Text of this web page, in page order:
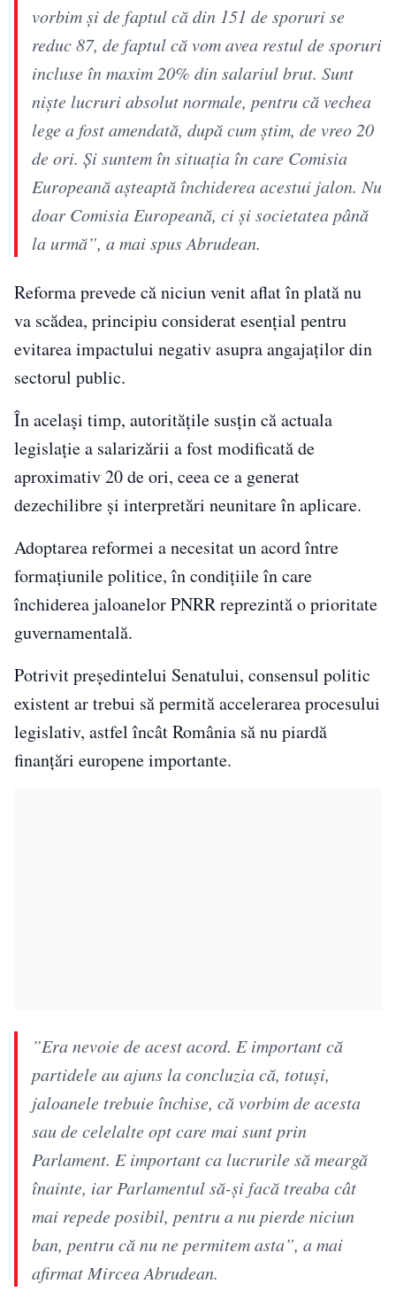
vorbim şi de faptul că din 151 de sporuri se
reduc 87, de faptul că vom avea restul de sporuri
incluse în maxim 20% din salariul brut. Sunt
nişte lucruri absolut normale, pentru că vechea
lege a fost amendată, după cum ştim, de vreo 20
de ori. Şi suntem în situaţia în care Comisia
Europeană aşteaptă închiderea acestui jalon. Nu
doar Comisia Europeană, ci şi societatea până
la urmă”, a mai spus Abrudean.
Reforma prevede că niciun venit aflat în plată nu
va scădea, principiu considerat esențial pentru
evitarea impactului negativ asupra angajaților din
sectorul public.
În același timp, autoritățile susțin că actuala
legislație a salarizării a fost modificată de
aproximativ 20 de ori, ceea ce a generat
dezechilibre și interpretări neunitare în aplicare.
Adoptarea reformei a necesitat un acord între
formațiunile politice, în condițiile în care
închiderea jaloanelor PNRR reprezintă o prioritate
guvernamentală.
Potrivit președintelui Senatului, consensul politic
existent ar trebui să permită accelerarea procesului
legislativ, astfel încât România să nu piardă
finanțări europene importante.
”Era nevoie de acest acord. E important că
partidele au ajuns la concluzia că, totuşi,
jaloanele trebuie închise, că vorbim de acesta
sau de celelalte opt care mai sunt prin
Parlament. E important ca lucrurile să meargă
înainte, iar Parlamentul să-şi facă treaba cât
mai repede posibil, pentru a nu pierde niciun
ban, pentru că nu ne permitem asta”, a mai
afirmat Mircea Abrudean.